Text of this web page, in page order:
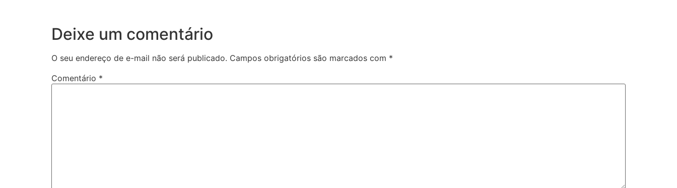
Deixe um comentário
O seu endereço de e-mail não será publicado. Campos obrigatórios são marcados com *
Comentário *